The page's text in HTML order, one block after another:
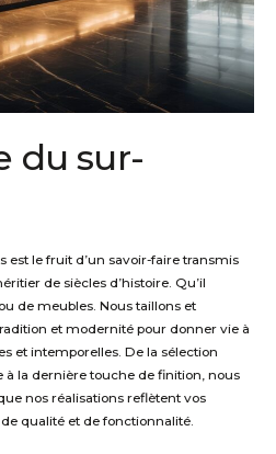
du sur-
est le fruit d’un savoir-faire transmis
de siècles d’histoire. Qu’il
de meubles. Nous taillons et
et modernité pour donner vie à
et intemporelles. De la sélection
à la dernière touche de finition, nous
nos réalisations reflètent vos
qualité et de fonctionnalité.